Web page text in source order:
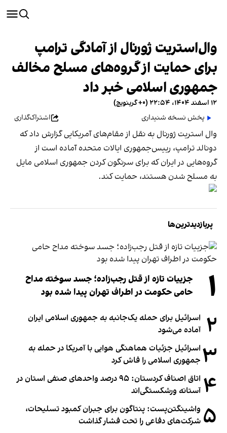
وال‌استریت ژورنال از آمادگی ترامپ
برای حمایت از گروه‌های مسلح مخالف
جمهوری اسلامی خبر داد
۱۲ اسفند ۱۴۰۴، ۲۲:۵۴ (‎+۰ گرینویچ)
پخش نسخه شنیداری
اشتراک‌گذاری
وال استریت ژورنال به نقل از مقام‌های آمریکایی گزارش داد که
دونالد ترامپ، رییس‌جمهوری ایالات متحده آماده است از
گروه‌هایی در ایران که برای سرنگون کردن جمهوری اسلامی مایل
به مسلح شدن هستند، حمایت کند.
پربازدیدترین‌ها
۱
جزییات تازه از قتل رجب‌زاده؛ جسد سوخته مداح
حامی حکومت در اطراف تهران پیدا شده بود
۲ اسرائیل برای حمله یک‌جانبه به جمهوری اسلامی ایران
آماده می‌شود
۳ اسرائیل جزئیات هماهنگی هوایی با آمریکا در حمله به
جمهوری اسلامی را فاش کرد
۴
اتاق اصناف کردستان: ۹۵ درصد واحدهای صنفی استان در
آستانه ورشکستگی‌اند
۵ واشینگتن‌پست: پنتاگون برای جبران کمبود تسلیحات،
شرکت‌های دفاعی را تحت فشار گذاشت